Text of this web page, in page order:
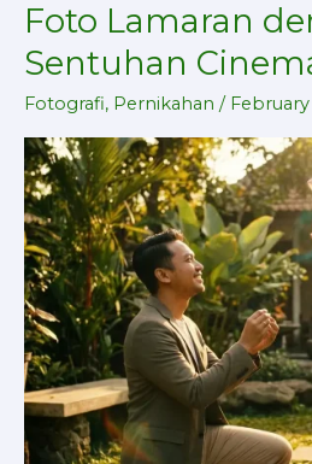
Foto Lamaran
Sentuhan
Fotografi, Pernikahan / February
Foto
Lamaran
dengan
Sentuhan
Cinematic